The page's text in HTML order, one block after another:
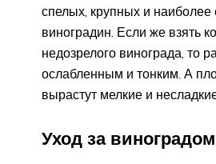
спелых, крупных и наиболее
виноградин. Если же взять
недозрелого винограда, то
ослабленным и тонким. А
вырастут мелкие и
Уход за виноградом